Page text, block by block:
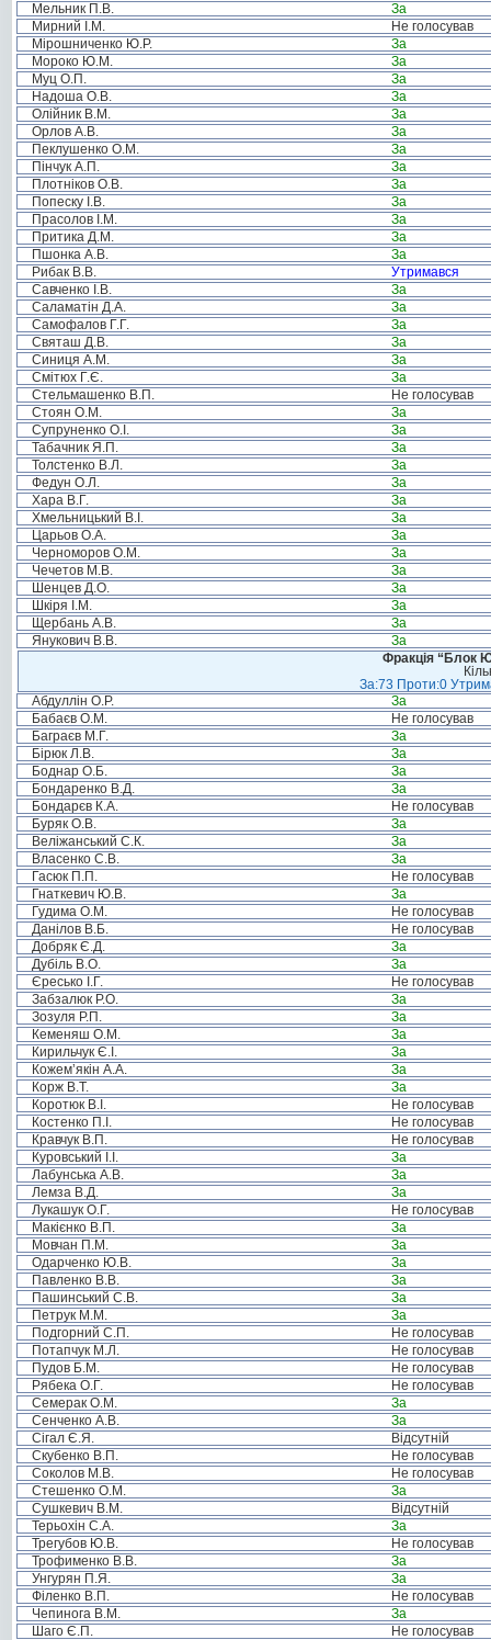
Мельник П.В.
За
Мирний І.М.
Не голосував
Мірошниченко Ю.Р.
За
Мороко Ю.М.
За
Муц О.П.
За
Надоша О.В.
За
Олійник В.М.
За
Орлов А.В.
За
Пеклушенко О.М.
За
Пінчук А.П.
За
Плотніков О.В.
За
Попеску І.В.
За
Прасолов І.М.
За
Притика Д.М.
За
Пшонка А.В.
За
Рибак В.В.
Утримався
Савченко І.В.
За
Саламатін Д.А.
За
Самофалов Г.Г.
За
Святаш Д.В.
За
Синиця А.М.
За
Смітюх Г.Є.
За
Стельмашенко В.П.
Не голосував
Стоян О.М.
За
Супруненко О.І.
За
Табачник Я.П.
За
Толстенко В.Л.
За
Федун О.Л.
За
Хара В.Г.
За
Хмельницький В.І.
За
Царьов О.А.
За
Черноморов О.М.
За
Чечетов М.В.
За
Шенцев Д.О.
За
Шкіря І.М.
За
Щербань А.В.
За
Янукович В.В.
За
Фракція “Блок
За:73 Проти:0
Абдуллін О.Р.
За
Бабаєв О.М.
Не голосував
Баграєв М.Г.
За
Бірюк Л.В.
За
Боднар О.Б.
За
Бондаренко В.Д.
За
Бондарєв К.А.
Не голосував
Буряк О.В.
За
Веліжанський С.К.
За
Власенко С.В.
За
Гасюк П.П.
Не голосував
Гнаткевич Ю.В.
За
Гудима О.М.
Не голосував
Данілов В.Б.
Не голосував
Добряк Є.Д.
За
Дубіль В.О.
За
Єресько І.Г.
Не голосував
Забзалюк Р.О.
За
Зозуля Р.П.
За
Кеменяш О.М.
За
Кирильчук Є.І.
За
Кожем’якін А.А.
За
Корж В.Т.
За
Коротюк В.І.
Не голосував
Костенко П.І.
Не голосував
Кравчук В.П.
Не голосував
Куровський І.І.
За
Лабунська А.В.
За
Лемза В.Д.
За
Лукашук О.Г.
Не голосував
Макієнко В.П.
За
Мовчан П.М.
За
Одарченко Ю.В.
За
Павленко В.В.
За
Пашинський С.В.
За
Петрук М.М.
За
Подгорний С.П.
Не голосував
Потапчук М.Л.
Не голосував
Пудов Б.М.
Не голосував
Рябека О.Г.
Не голосував
Семерак О.М.
За
Сенченко А.В.
За
Сігал Є.Я.
Відсутній
Скубенко В.П.
Не голосував
Соколов М.В.
Не голосував
Стешенко О.М.
За
Сушкевич В.М.
Відсутній
Терьохін С.А.
За
Трегубов Ю.В.
Не голосував
Трофименко В.В.
За
Унгурян П.Я.
За
Філенко В.П.
Не голосував
Чепинога В.М.
За
Шаго Є.П.
Не голосував